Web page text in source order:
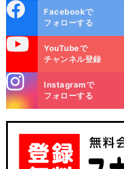
ok
Facebookで
フォローする
YouTubeで
チャンネル登録
m
Instagramで
フォローする